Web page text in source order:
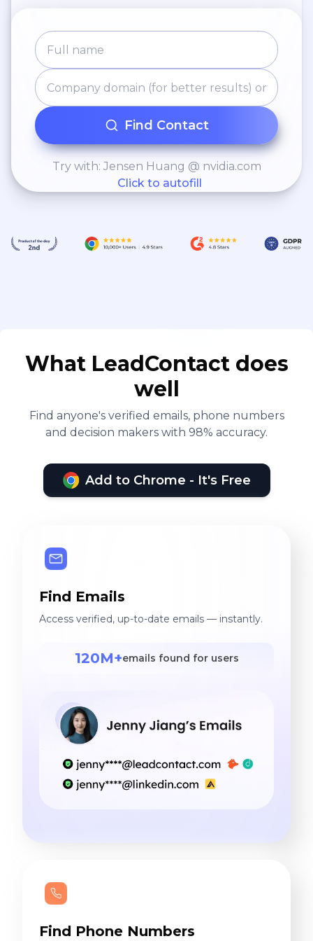
Find Contact
Try with: Jensen Huang @ nvidia.com
Click to autofill
What LeadContact does
well
Find anyone's verified emails, phone numbers
and decision makers with 98% accuracy.
Add to Chrome - It's Free
Find Emails
Access verified, up-to-date emails — instantly.
120M+emails found for users
Find Phone Numbers